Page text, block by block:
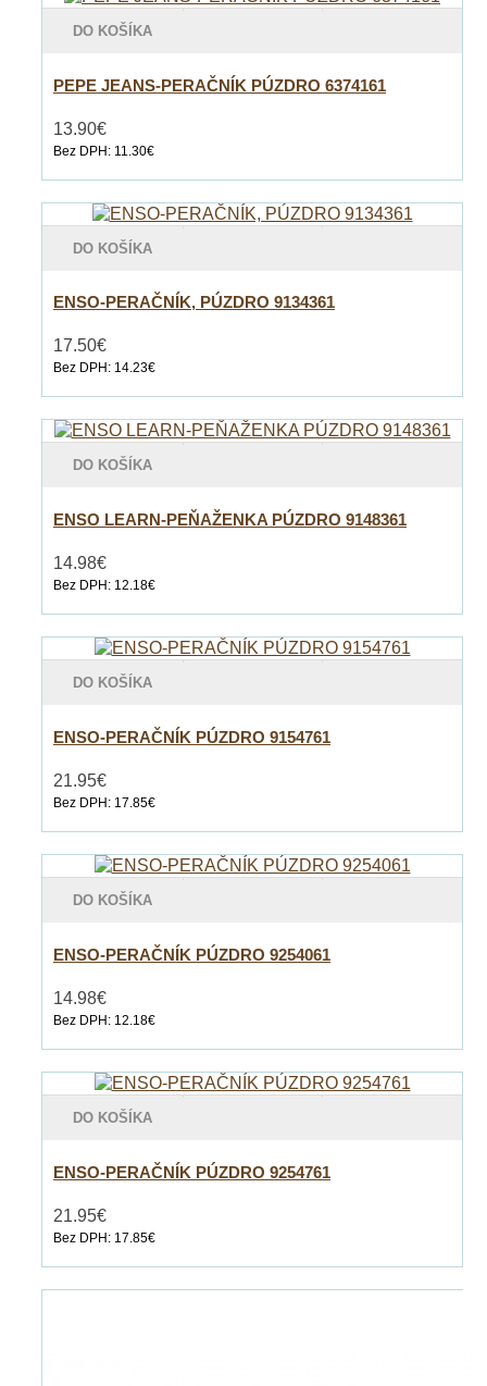
DO KOŠÍKA
PEPE JEANS-PERAČNÍK PÚZDRO 6374161
13.90€
Bez DPH: 11.30€
DO KOŠÍKA
ENSO-PERAČNÍK, PÚZDRO 9134361
17.50€
Bez DPH: 14.23€
DO KOŠÍKA
ENSO LEARN-PEŇAŽENKA PÚZDRO 9148361
14.98€
Bez DPH: 12.18€
DO KOŠÍKA
ENSO-PERAČNÍK PÚZDRO 9154761
21.95€
Bez DPH: 17.85€
DO KOŠÍKA
ENSO-PERAČNÍK PÚZDRO 9254061
14.98€
Bez DPH: 12.18€
DO KOŠÍKA
ENSO-PERAČNÍK PÚZDRO 9254761
21.95€
Bez DPH: 17.85€